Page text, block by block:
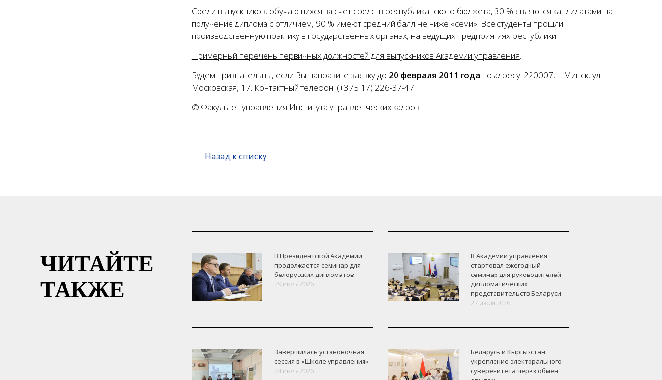
Среди выпускников, обучающихся за счет средств республиканского бюджета, 30 % являются кандидатами на
получение диплома с отличием, 90 % имеют средний балл не ниже «семи». Все студенты прошли
производственную практику в государственных органах, на ведущих предприятиях республики.
Примерный перечень первичных должностей для выпускников Академии управления.
Будем признательны, если Вы направите заявкудо 20 февраля 2011 года по адресу: 220007, г. Минск, ул.
Московская, 17. Контактный телефон: (+375 17) 226-37-47.
© Факультет управления Института управленческих кадров
Назад к списку
ЧИТАЙТЕ
ТАКЖЕ
В Президентской Академии
продолжается семинар для
белорусских дипломатов
29 июля 2026
В Академии управления
стартовал ежегодный
семинар для руководителей
дипломатических
представительств Беларуси
27 июля 2026
Завершилась установочная
сессия в «Школе управления»
24 июля 2026
Беларусь и Кыргызстан:
укрепление электорального
суверенитета через обмен